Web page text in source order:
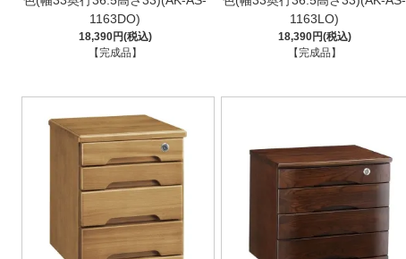
1163DO)
18,390円(税込)
【完成品】
1163LO)
18,390円(税込)
【完成品】